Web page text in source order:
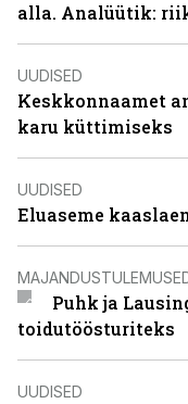
alla. Analüütik:
UUDISED
Keskkonnaamet
karu küttimiseks
UUDISED
Eluaseme
Puhk ja
toidutöösturiteks
UUDISED